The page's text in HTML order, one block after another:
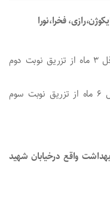
فخرا،نورا
نوبت3 : افراد 18 سال و بالاتر که حداقل 3 ماه از تزریق نوبت دوم
نوبت4 :افراد 18 سال و بالاتر که حداقل 6 ماه از تزریق نوبت سوم
واقع درخیابان شهید